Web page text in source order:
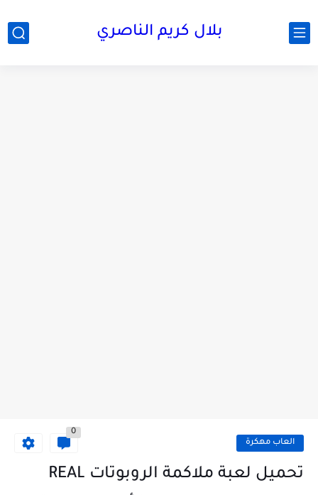
بلال كريم الناصري
العاب مهكرة
0
تحميل لعبة ملاكمة الروبوتات REAL